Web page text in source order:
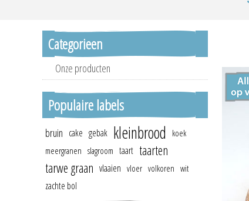
Categorieen
Onze producten
Populaire labels
bruin cake gebak kleinbrood
koek
meergranen slagroom taart taarten
tarwe graan vlaaien vloer volkoren wit
zachte bol